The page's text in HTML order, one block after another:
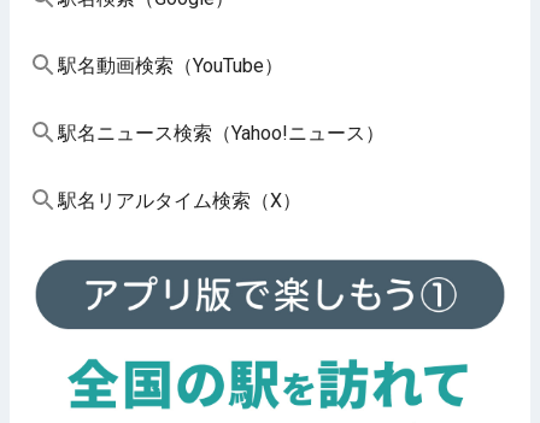
駅名動画検索（YouTube）
駅名ニュース検索（Yahoo!ニュース）
駅名リアルタイム検索（X）